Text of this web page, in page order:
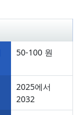
50-100 원
2025에서
2032